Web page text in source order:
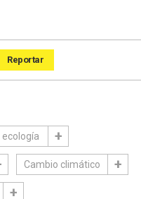
Reportar
ecología
Cambio climático